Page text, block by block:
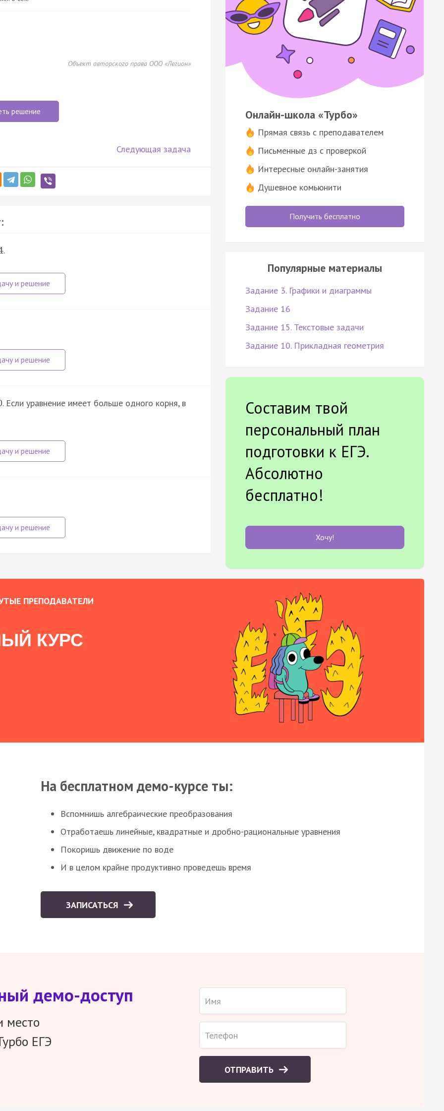
Объект авторского права ООО «Легион»
решение
Следующая задача
.
. Если уравнение имеет больше одного корня, в
Онлайн-школа «Турбо»
Прямая связь с преподавателем
Письменные дз с проверкой
Интересные онлайн-занятия
Душевное комьюнити
Получить бесплатно
Популярные материалы
Задание 3. Графики и диаграммы
Задание 16
Задание 15. Текстовые задачи
Задание 10. Прикладная геометрия
Составим твой
персональный план
подготовки к ЕГЭ.
Абсолютно
бесплатно!
Хочу!
ПРЕПОДАВАТЕЛИ
КУРС
На бесплатном демо-курсе ты:
Вспомнишь алгебраические преобразования
Отработаешь линейные, квадратные и дробно-рациональные уравнения
Покоришь движение по воде
И в целом крайне продуктивно проведешь время
ЗАПИСАТЬСЯ
демо-доступ
место
ЕГЭ
ОТПРАВИТЬ